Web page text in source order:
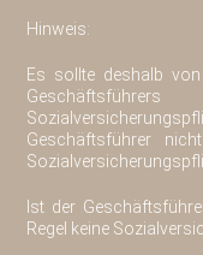
Hinweis:
Es sollte deshalb
Geschäftsführer
Ist der
Regel keine